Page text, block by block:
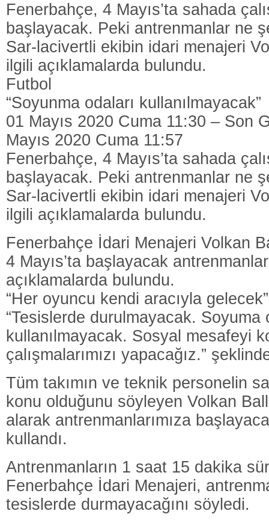
Fenerbahçe, 4 Mayıs’ta sahada
başlayacak. Peki antrenmanlar ne
Sar-lacivertli ekibin idari menajeri
ilgili açıklamalarda bulundu.
Futbol
“Soyunma odaları kullanılmayacak”
01 Mayıs 2020 Cuma 11:30 – Son
Mayıs 2020 Cuma 11:57
Fenerbahçe, 4 Mayıs’ta sahada
başlayacak. Peki antrenmanlar ne
Sar-lacivertli ekibin idari menajeri
ilgili açıklamalarda bulundu.
Fenerbahçe İdari Menajeri Volkan
4 Mayıs’ta başlayacak
açıklamalarda bulundu.
“Her oyuncu kendi aracıyla
“Tesislerde durulmayacak. Soyuma
kullanılmayacak. Sosyal mesafeyi
çalışmalarımızı yapacağız.”
Tüm takımın ve teknik personelin
konu olduğunu söyleyen Volkan
alarak antrenmanlarımıza
kullandı.
Antrenmanların 1 saat 15 dakika
Fenerbahçe İdari Menajeri,
tesislerde durmayacağını söyledi.